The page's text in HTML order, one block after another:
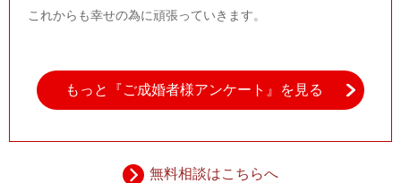
これからも幸せの為に頑張っていきます。
もっと『ご成婚者様アンケート』を見る
無料相談はこちらへ